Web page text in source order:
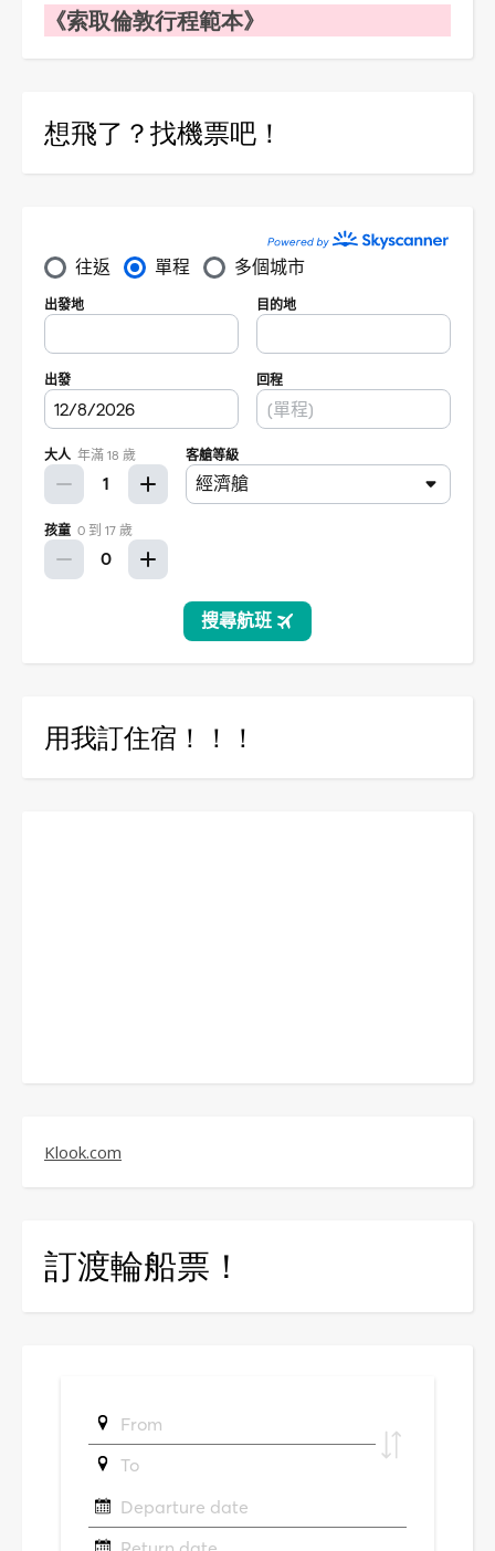
《索取倫敦行程範本》
想飛了？找機票吧！
用我訂住宿！！！
Klook.com
訂渡輪船票！